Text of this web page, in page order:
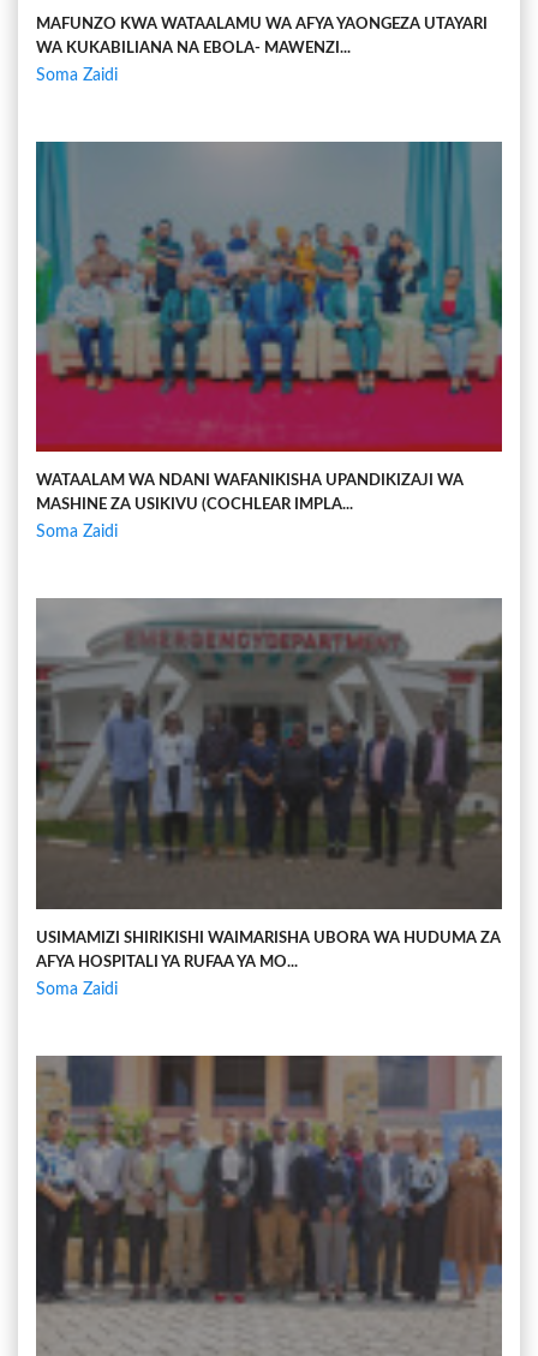
MAFUNZO KWA WATAALAMU WA AFYA YAONGEZA UTAYARI
WA KUKABILIANA NA EBOLA- MAWENZI...
Soma Zaidi
WATAALAM WA NDANI WAFANIKISHA UPANDIKIZAJI WA
MASHINE ZA USIKIVU (COCHLEAR IMPLA...
Soma Zaidi
USIMAMIZI SHIRIKISHI WAIMARISHA UBORA WA HUDUMA ZA
AFYA HOSPITALI YA RUFAA YA MO...
Soma Zaidi